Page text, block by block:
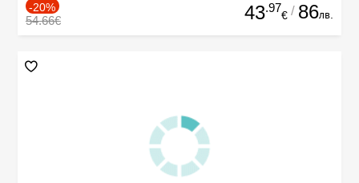
-20%
54.66€ 43.97
€ / 86лв.